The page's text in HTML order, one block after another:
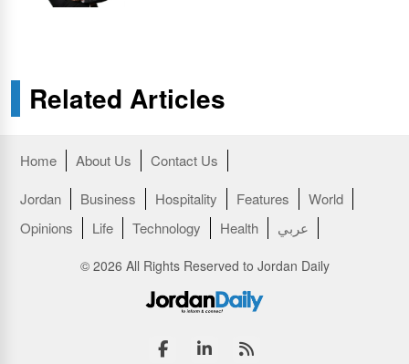
Related Articles
Home About Us
Contact Us
Jordan
Business Hospitality Features
World
Opinions
Life Technology Health عربي
© 2026 All Rights Reserved to Jordan Daily